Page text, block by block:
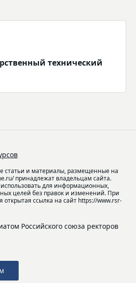
технический
статьи и материалы, размещенные на
принадлежат владельцам сайта.
для информационных,
целей без правок и изменений. При
открытая ссылка на сайт https://www.rsr-
Российского союза ректоров